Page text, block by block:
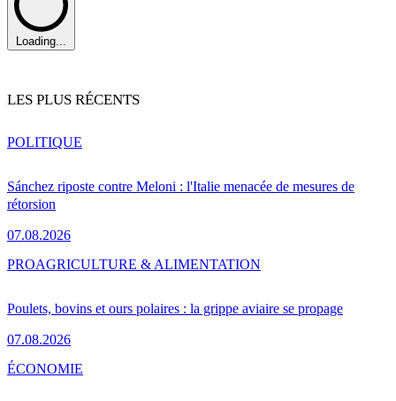
Loading...
LES PLUS RÉCENTS
Sánchez riposte contre Meloni : l'Italie menacée de mesures de
rétorsion
07.08.2026
POLITIQUE
Poulets, bovins et ours polaires : la grippe aviaire se propage
07.08.2026
PROAGRICULTURE & ALIMENTATION
ÉCONOMIE